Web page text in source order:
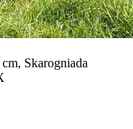
Skarogniada